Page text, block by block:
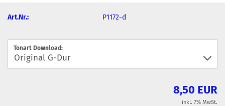
Art.Nr.: P1172-d
Tonart Download:
8,50 EUR
inkl. 7% MwSt.